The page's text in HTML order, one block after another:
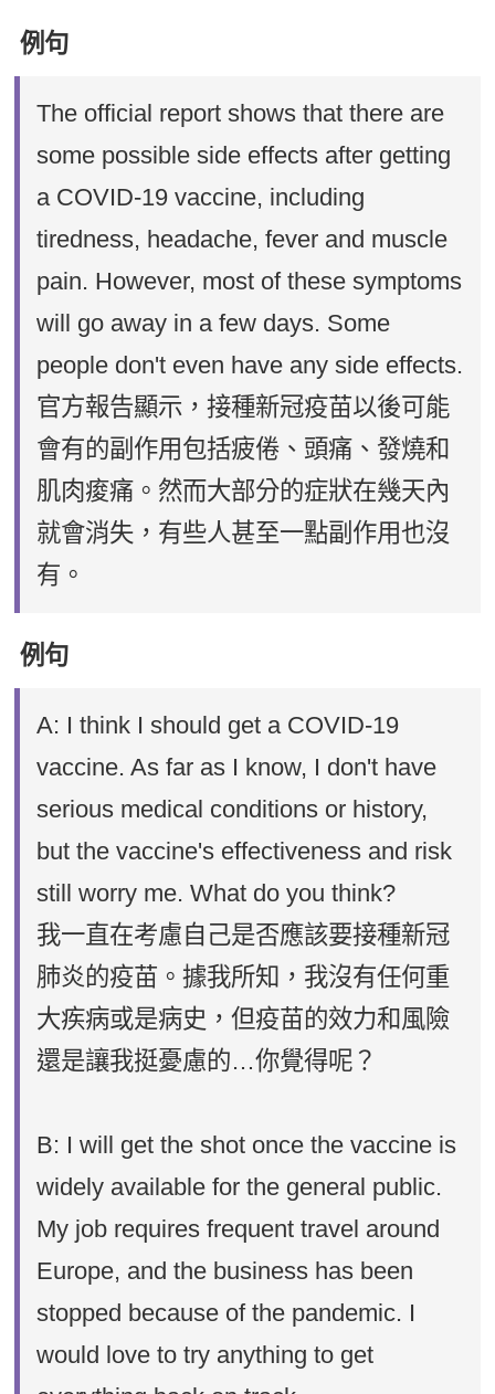
例句
The official report shows that there are
some possible side effects after getting
a COVID-19 vaccine, including
tiredness, headache, fever and muscle
pain. However, most of these symptoms
will go away in a few days. Some
people don't even have any side effects.
官方報告顯示，接種新冠疫苗以後可能
會有的副作用包括疲倦、頭痛、發燒和
肌肉痠痛。然而大部分的症狀在幾天內
就會消失，有些人甚至一點副作用也沒
有。
例句
A: I think I should get a COVID-19
vaccine. As far as I know, I don't have
serious medical conditions or history,
but the vaccine's effectiveness and risk
still worry me. What do you think?
我一直在考慮自己是否應該要接種新冠
肺炎的疫苗。據我所知，我沒有任何重
大疾病或是病史，但疫苗的效力和風險
還是讓我挺憂慮的…你覺得呢？
B: I will get the shot once the vaccine is
widely available for the general public.
My job requires frequent travel around
Europe, and the business has been
stopped because of the pandemic. I
would love to try anything to get